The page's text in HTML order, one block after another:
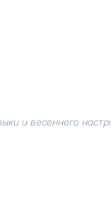
и весеннего